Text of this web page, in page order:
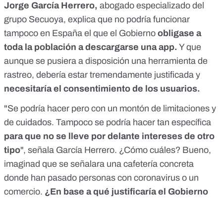
Jorge García Herrero, abogado especializado del
grupo Secuoya, explica que no podría funcionar
tampoco en España el que el Gobierno obligase a
toda la población a descargarse una app. Y que
aunque se pusiera a disposición una herramienta de
rastreo, debería estar tremendamente justificada y
necesitaría el consentimiento de los usuarios.
"Se podría hacer pero con un montón de limitaciones y
de cuidados. Tampoco se podría hacer tan específica
para que no se lleve por delante intereses de otro
tipo", señala García Herrero. ¿Cómo cuáles? Bueno,
imaginad que se señalara una cafetería concreta
donde han pasado personas con coronavirus o un
comercio. ¿En base a qué justificaría el Gobierno